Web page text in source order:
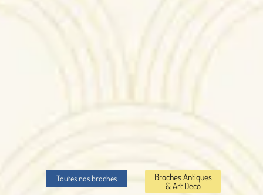
Broches Antiques
& Art Deco
Toutes nos broches